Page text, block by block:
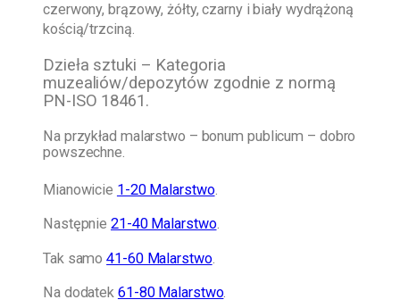
czerwony, brązowy, żółty, czarny i biały wydrążoną
kością/trzciną.
Dzieła sztuki – Kategoria
muzealiów/depozytów zgodnie z normą
PN-ISO 18461.
Na przykład malarstwo – bonum publicum – dobro
powszechne.
Mianowicie 1-20 Malarstwo.
Następnie 21-40 Malarstwo.
Tak samo41-60 Malarstwo.
Na dodatek 61-80 Malarstwo.